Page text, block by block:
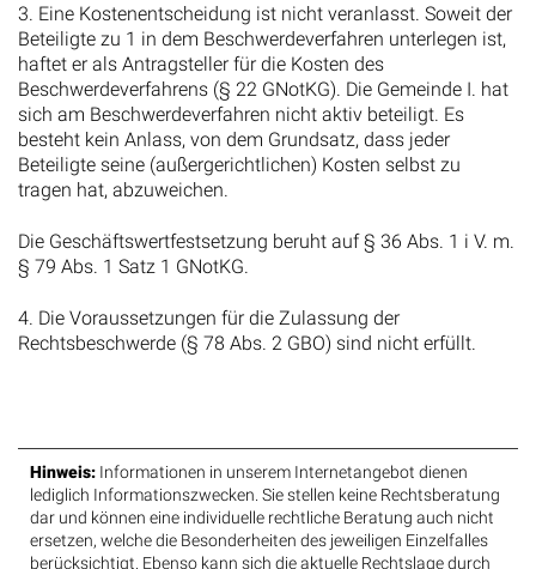
3. Eine Kostenentscheidung ist nicht veranlasst. Soweit der
Beteiligte zu 1 in dem Beschwerdeverfahren unterlegen ist,
haftet er als Antragsteller für die Kosten des
Beschwerdeverfahrens (§ 22 GNotKG). Die Gemeinde I. hat
sich am Beschwerdeverfahren nicht aktiv beteiligt. Es
besteht kein Anlass, von dem Grundsatz, dass jeder
Beteiligte seine (außergerichtlichen) Kosten selbst zu
tragen hat, abzuweichen.
Die Geschäftswertfestsetzung beruht auf § 36 Abs. 1 i V. m.
§ 79 Abs. 1 Satz 1 GNotKG.
4. Die Voraussetzungen für die Zulassung der
Rechtsbeschwerde (§ 78 Abs. 2 GBO) sind nicht erfüllt.
Hinweis: Informationen in unserem Internetangebot dienen
lediglich Informationszwecken. Sie stellen keine Rechtsberatung
dar und können eine individuelle rechtliche Beratung auch nicht
ersetzen, welche die Besonderheiten des jeweiligen Einzelfalles
berücksichtigt. Ebenso kann sich die aktuelle Rechtslage durch